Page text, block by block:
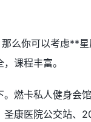
么你可以考虑**
课程丰富。
燃卡私人健身会
康医院公交站、